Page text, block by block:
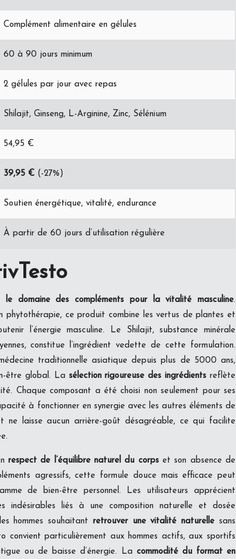
Complément alimentaire en gélules
60 à 90 jours minimum
2 gélules par jour avec repas
Shilajit, Ginseng, L-Arginine, Zinc, Sélénium
54,95 €
39,95 € (-27%)
Soutien énergétique, vitalité, endurance
À partir de 60 jours d’utilisation régulière
le domaine des compléments pour la vitalité masculine.
phytothérapie, ce produit combine les vertus de plantes et
l’énergie masculine. Le Shilajit, substance minérale
constitue l’ingrédient vedette de cette formulation.
traditionnelle asiatique depuis plus de 5000 ans,
être global. La sélection rigoureuse des ingrédients reflète
Chaque composant a été choisi non seulement pour ses
à fonctionner en synergie avec les autres éléments de
laisse aucun arrière-goût désagréable, ce qui facilite
respect de l’équilibre naturel du corpset son absence de
agressifs, cette formule douce mais efficace peut
de bien-être personnel. Les utilisateurs apprécient
indésirables liés à une composition naturelle et dosée
hommes souhaitant retrouver une vitalité naturelle sans
convient particulièrement aux hommes actifs, aux sportifs
ou de baisse d’énergie. La commodité du format en